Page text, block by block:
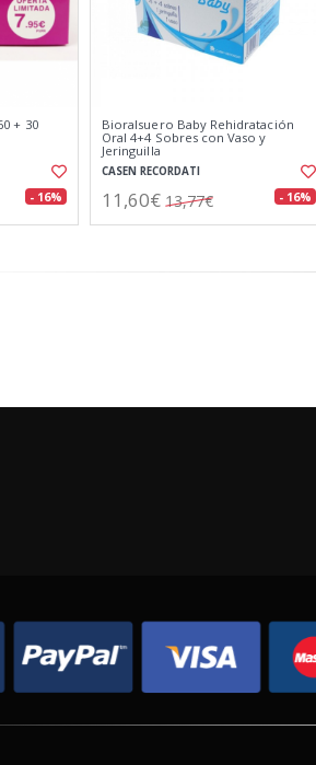
+ 30
- 16%
Bioralsuero Baby Rehidratación
Oral 4+4 Sobres con Vaso y
Jeringuilla
CASEN RECORDATI
11,60€ 13,77€ - 16%